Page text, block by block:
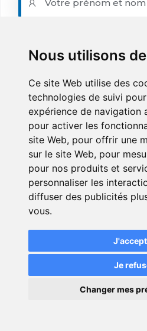
Nous utilisons
Ce site Web utilise des
technologies de suivi
expérience de navigation
pour activer les
site Web, pour offrir une
sur le site Web, pour
pour nos produits et
personnaliser les
diffuser des publicités
vous.
Je
Changer mes
Votre message